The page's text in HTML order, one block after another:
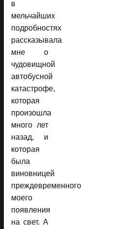
в
мельчайших
подробностях
рассказывала
мне о
чудовищной
автобусной
катастрофе,
которая
произошла
много лет
назад, и
которая
была
виновницей
преждевременного
моего
появления
на свет. А